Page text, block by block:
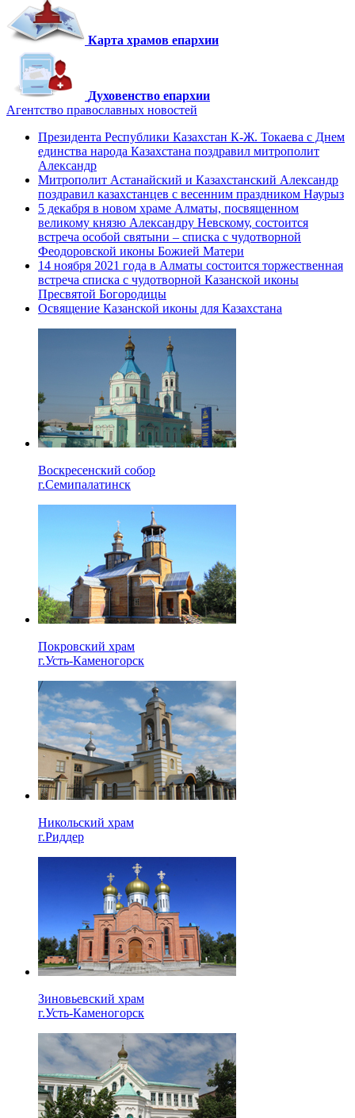
Карта храмов епархии
Духовенство епархии
Агентство православных новостей
Президента Республики Казахстан К-Ж. Токаева с Днем
единства народа Казахстана поздравил митрополит
Александр
Митрополит Астанайский и Казахстанский Александр
поздравил казахстанцев с весенним праздником Наурыз
5 декабря в новом храме Алматы, посвященном
великому князю Александру Невскому, состоится
встреча особой святыни – списка с чудотворной
Феодоровской иконы Божией Матери
14 ноября 2021 года в Алматы состоится торжественная
встреча списка с чудотворной Казанской иконы
Пресвятой Богородицы
Освящение Казанской иконы для Казахстана
Воскресенский собор
г.Семипалатинск
Покровский храм
г.Усть-Каменогорск
Никольский храм
г.Риддер
Зиновьевский храм
г.Усть-Каменогорск